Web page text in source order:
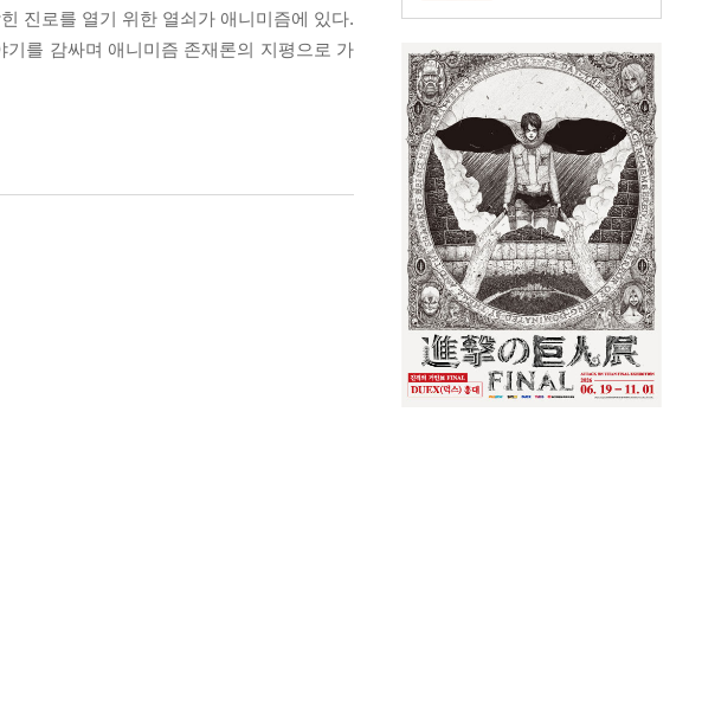
진로를 열기 위한 열쇠가 애니미즘에 있다.
를 감싸며 애니미즘 존재론의 지평으로 가